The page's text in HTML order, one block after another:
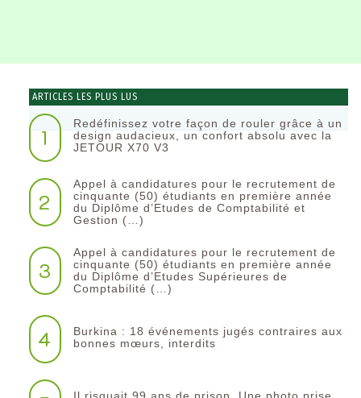
ARTICLES LES PLUS LUS
1
Redéfinissez votre façon de rouler grâce à un
design audacieux, un confort absolu avec la
JETOUR X70 V3
2
Appel à candidatures pour le recrutement de
cinquante (50) étudiants en première année
du Diplôme d’Etudes de Comptabilité et
Gestion (…)
3
Appel à candidatures pour le recrutement de
cinquante (50) étudiants en première année
du Diplôme d’Etudes Supérieures de
Comptabilité (…)
4
Burkina : 18 événements jugés contraires aux
bonnes mœurs, interdits
Il risquait 99 ans de prison. Une photo prise